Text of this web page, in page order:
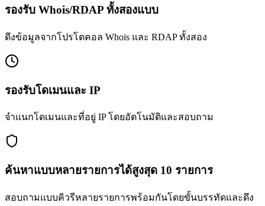
รองรับ Whois/RDAP ทั้งสองแบบ
ดึงข้อมูลจากโปรโตคอล Whois และ RDAP ทั้งสอง
รองรับโดเมนและ IP
จำแนกโดเมนและที่อยู่ IP โดยอัตโนมัติและสอบถาม
ค้นหาแบบหลายรายการได้สูงสุด 10 รายการ
สอบถามแบบคิวรีหลายรายการพร้อมกันโดยขั้นบรรทัดและดึง